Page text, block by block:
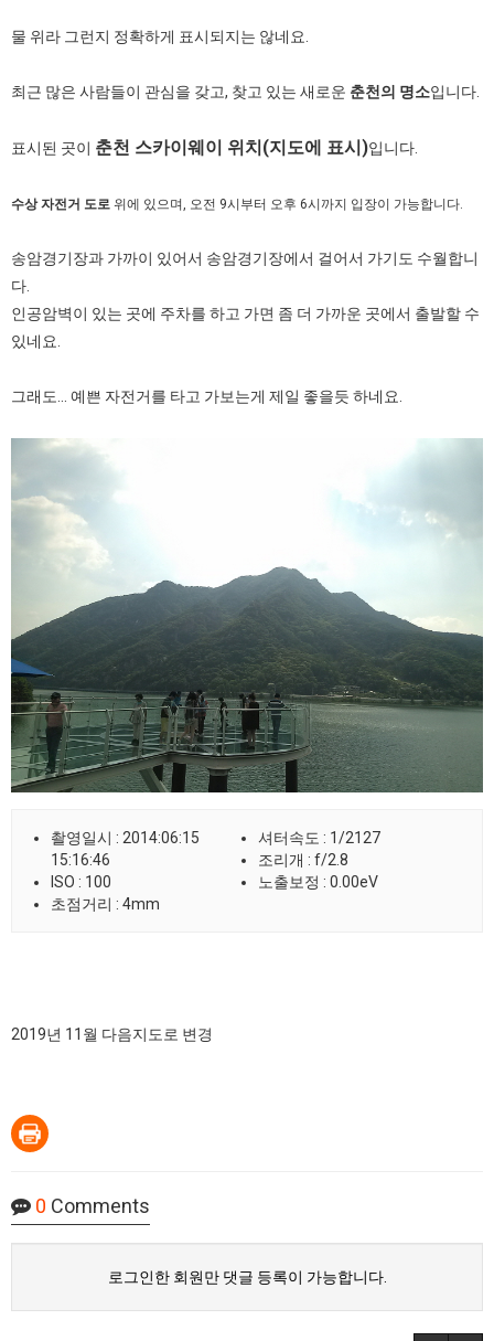
물 위라 그런지 정확하게 표시되지는 않네요.
최근 많은 사람들이 관심을 갖고, 찾고 있는 새로운 춘천의 명소입니다.
표시된 곳이 춘천 스카이웨이 위치(지도에 표시)입니다.
수상 자전거 도로 위에 있으며, 오전 9시부터 오후 6시까지 입장이 가능합니다.
송암경기장과 가까이 있어서 송암경기장에서 걸어서 가기도 수월합니
다.
인공암벽이 있는 곳에 주차를 하고 가면 좀 더 가까운 곳에서 출발할 수
있네요.
그래도... 예쁜 자전거를 타고 가보는게 제일 좋을듯 하네요.
촬영일시 : 2014:06:15
15:16:46
셔터속도 : 1/2127
조리개 : f/2.8
ISO : 100
노출보정 : 0.00eV
초점거리 : 4mm
2019년 11월 다음지도로 변경
0 Comments
로그인한 회원만 댓글 등록이 가능합니다.